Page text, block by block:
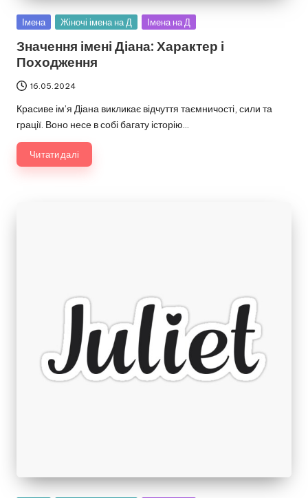
Опубліковано
Імена Жіночі імена на Д Імена на Д
Значення імені Діана: Характер і
Походження
16.05.2024
Красиве ім’я Діана викликає відчуття таємничості, сили та
грації. Воно несе в собі багату історію…
Читати далі